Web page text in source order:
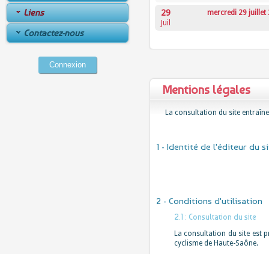
Liens
Contactez-nous
Connexion
29
Juil
mercredi 29 juillet
Mentions légales
La consultation du site
1 - Identité de l'éditeur du
2 - Conditions d'utilisation
2.1 : Consultation du site
La consultation du site est
cyclisme de Haute-Saône.